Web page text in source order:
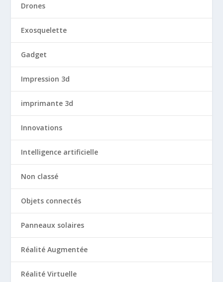
Drones
Exosquelette
Gadget
Impression 3d
imprimante 3d
Innovations
Intelligence artificielle
Non classé
Objets connectés
Panneaux solaires
Réalité Augmentée
Réalité Virtuelle